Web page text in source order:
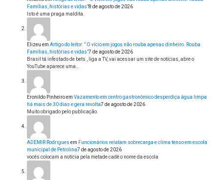
Famílias, histórias e vidas”8 de agosto de 2026
Isto é uma praga maldita.
Elizeu em Artigo do leitor: ” O vício em jogos não rouba apenas dinheiro. Rouba
Famílias, histórias e vidas”7 de agosto de 2026
Brasil tá infestado de bets , liga a TV, vai acessar um site de notícias, abre o
YouTube aparece uma…
Eronildo Pinheiroem Vazamento em centro gastronômico desperdiça água limpa
há mais de 30 dias e gera revolta7 de agosto de 2026
Muito obrigado pelo publicação.
ADEMIR Rodrigues em Funcionários relatam sobrecarga e clima tenso em escola
municipal de Petrolina7 de agosto de 2026
vocês colocam a notícia pela metade cadê o nome da escola